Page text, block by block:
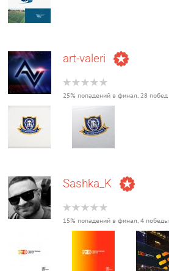
art-valeri
25% попадений в финал, 28 побед
Sashka_K
15% попадений в финал, 4 победы